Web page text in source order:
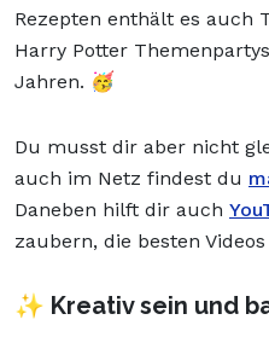
Rezepten enthält es auch
Harry Potter
Jahren. 🥳
Du musst dir aber nicht
auch im Netz findest du
Daneben hilft dir auch
zaubern, die besten
✨ Kreativ sein und